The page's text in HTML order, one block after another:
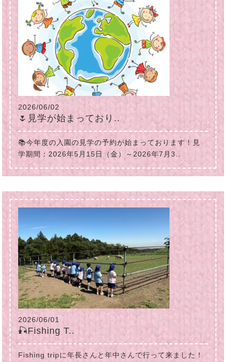
2026/06/02
🌷見学が始まっており..
📚今年度の入園の見学の予約が始まっております！見
学期間：2026年5月15日（金）～2026年7月3..
2026/06/01
🎣Fishing T..
Fishing tripに年長さんと年中さんで行って来ました！